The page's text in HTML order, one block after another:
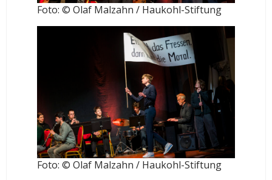
Foto: © Olaf Malzahn / Haukohl-Stiftung
Foto: © Olaf Malzahn / Haukohl-Stiftung